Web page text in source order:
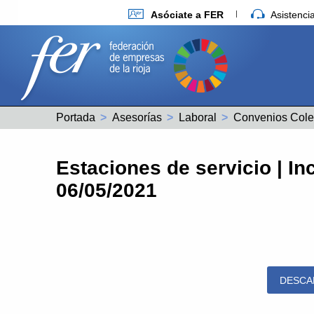
Asóciate a FER
Portada Asesorías Laboral Convenios
Estaciones de servicio |
06/05/2021